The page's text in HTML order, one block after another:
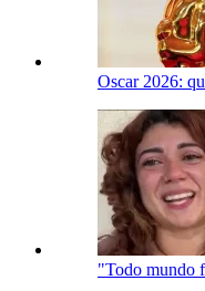
Oscar 2026:
"Todo mundo